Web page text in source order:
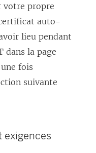
votre propre
auto-
lieu pendant
dans la page
fois
suivante
exigences